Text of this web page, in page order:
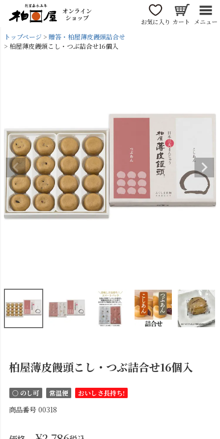
オンライン
ショップ
お気に入り カート メニュー
トップページ
贈答・柏屋薄皮饅頭詰合せ
柏屋薄皮饅頭こし・つぶ詰合せ16個入
柏屋薄皮饅頭こし・つぶ詰合せ16個入
〇 のし可 常温便 おいしさ長持ち!
商品番号 00318